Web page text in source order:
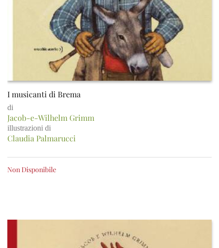
I musicanti di Brema
di
Jacob-e-Wilhelm Grimm
illustrazioni di
Claudia Palmarucci
Non Disponibile